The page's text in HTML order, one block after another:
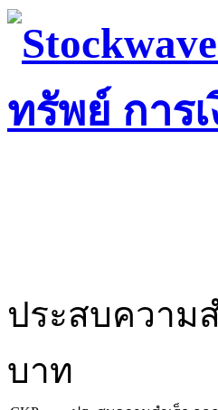
ประสบความส
บาท